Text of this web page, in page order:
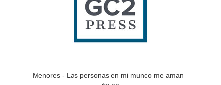
Menores - Las personas en mi mundo me aman